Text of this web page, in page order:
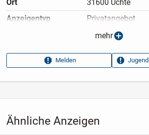
Ähnliche Anzeigen
Ort
31600 Uchte
Anzeigen­typ
Privatangebot
08.07.2026
Aufrufe dieser
68
Damenkleidung›
mehr
Melden